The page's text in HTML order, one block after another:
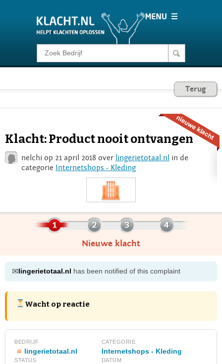
Klacht melden
Consumentenrecht Terug
Klacht: Product nooit ontvangen
nelchi op 21 april 2018 over lingerietotaal.nl in de
categorie Internetshops - Kleding
Nieuwe klacht
✉lingerietotaal.nl has been notified of this complaint
Wacht op reactie
BEDRIJF
lingerietotaal.nl
CATEGORIE
Internetshops - Kleding
STATUS DATUM